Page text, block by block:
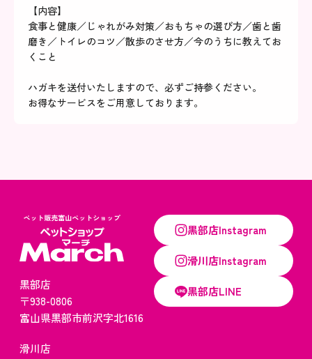
【内容】
食事と健康／じゃれがみ対策／おもちゃの選び方／歯と歯
磨き／トイレのコツ／散歩のさせ方／今のうちに教えてお
くこと
ハガキを送付いたしますので、必ずご持参ください。
お得なサービスをご用意しております。
黒部店
〒938-0806
​​​​​​​富山県黒部市前沢字北1616​​​​​​​
滑川店
黒部店Instagram
滑川店Instagram
黒部店LINE